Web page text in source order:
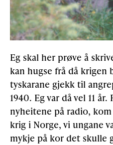
Eg skal her prøve å
kan hugse frå då krigen
tyskarane gjekk til
1940. Eg var då vel 11
nyheitene på radio,
krig i Norge, vi ungane
mykje på kor det skulle